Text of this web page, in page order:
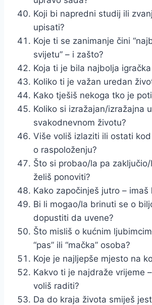
Koji bi napredni studij ili
upisati?
Koje ti se zanimanje čini
svijetu” – i zašto?
Koja ti je bila najbolja
Koliko ti je važan uredan
Kako tješiš nekoga tko je
Koliko si izražajan/izražajna u
svakodnevnom životu?
Više voliš izlaziti ili ostati
o raspoloženju?
Što si probao/la pa
želiš ponoviti?
Kako započinješ jutro – imaš
Bi li mogao/la brinuti se o
dopustiti da uvene?
Što misliš o kućnim
“pas” ili “mačka” osoba?
Koje je najljepše mjesto na
Kakvo ti je najdraže vrijeme
voliš raditi?
Da do kraja života smiješ